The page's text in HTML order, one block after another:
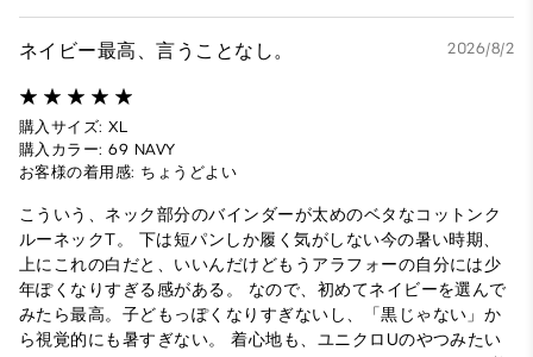
ネイビー最高、言うことなし。 2026/8/2
購入サイズ: XL
購入カラー: 69 NAVY
お客様の着用感: ちょうどよい
こういう、ネック部分のバインダーが太めのベタなコットンク
ルーネックT。 下は短パンしか履く気がしない今の暑い時期、
上にこれの白だと、いいんだけどもうアラフォーの自分には少
年ぽくなりすぎる感がある。 なので、初めてネイビーを選んで
みたら最高。子どもっぽくなりすぎないし、「黒じゃない」か
ら視覚的にも暑すぎない。 着心地も、ユニクロUのやつみたい